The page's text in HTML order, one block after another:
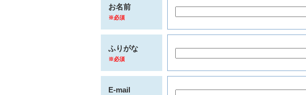
お名前
※必須
ふりがな
※必須
E-mail